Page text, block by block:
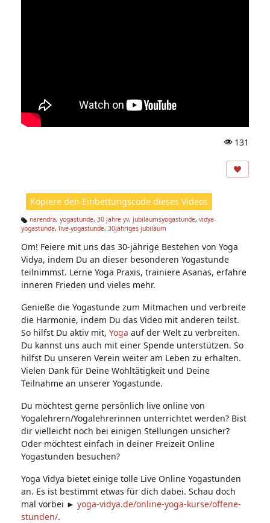
ic
131
Kopiere den Einbettungscode dieses Videos
Ta
s:
narendra, yogastunde, 30 jahre yv, jubiläumsyogastunde, vidya-
yogastunde, live-yogastunde, 30jähriges jubiläum
Om! Feiere mit uns das 30-jährige Bestehen von Yoga
Vidya, indem Du an dieser besonderen Yogastunde
teilnimmst. Lerne Yoga Praxis, trainiere Asanas, erfahre
inneren Frieden und vieles mehr.
Genieße die Yogastunde zum Mitmachen und verbreite
die Harmonie, indem Du das Video mit anderen teilst.
So hilfst Du aktiv mit, Yoga auf der Welt zu verbreiten.
Du kannst uns auch mit einer Spende unterstützen. So
hilfst Du unseren Verein weiter am Leben zu erhalten.
Vielen Dank für Deine Wohltätigkeit und Deine
Teilnahme an unserer Yogastunde.
Du möchtest gerne persönlich live online von
Yogalehrern/Yogalehrerinnen unterrichtet werden? Bist
dir vielleicht noch bei einigen Stellungen unsicher?
Oder möchtest einfach in deiner Freizeit Online
Yogastunden besuchen?
Yoga Vidya bietet einige tolle Live Online Yogastunden
an. Es ist bestimmt etwas für dich dabei. Schau doch
mal vorbei ► yoga-vidya.de/online-yoga-kurse/offene-
stunden/.